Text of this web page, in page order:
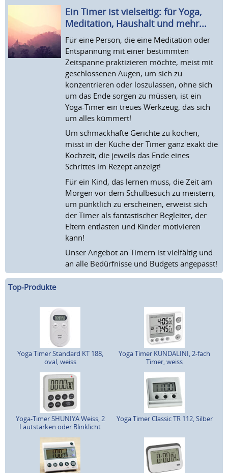
Ein Timer ist vielseitig: für Yoga,
Meditation, Haushalt und mehr...
Für eine Person, die eine Meditation oder
Entspannung mit einer bestimmten
Zeitspanne praktizieren möchte, meist mit
geschlossenen Augen, um sich zu
konzentrieren oder loszulassen, ohne sich
um das Ende sorgen zu müssen, ist ein
Yoga-Timer ein treues Werkzeug, das sich
um alles kümmert!
Um schmackhafte Gerichte zu kochen,
misst in der Küche der Timer ganz exakt die
Kochzeit, die jeweils das Ende eines
Schrittes im Rezept anzeigt!
Für ein Kind, das lernen muss, die Zeit am
Morgen vor dem Schulbesuch zu meistern,
um pünktlich zu erscheinen, erweist sich
der Timer als fantastischer Begleiter, der
Eltern entlasten und Kinder motivieren
kann!
Unser Angebot an Timern ist vielfältig und
an alle Bedürfnisse und Budgets angepasst!
Top-Produkte
Yoga Timer Standard KT 188,
oval, weiss
Yoga Timer KUNDALINI, 2-fach
Timer, weiss
Yoga-Timer SHUNIYA Weiss, 2
Lautstärken oder Blinklicht
Yoga Timer Classic TR 112, Silber